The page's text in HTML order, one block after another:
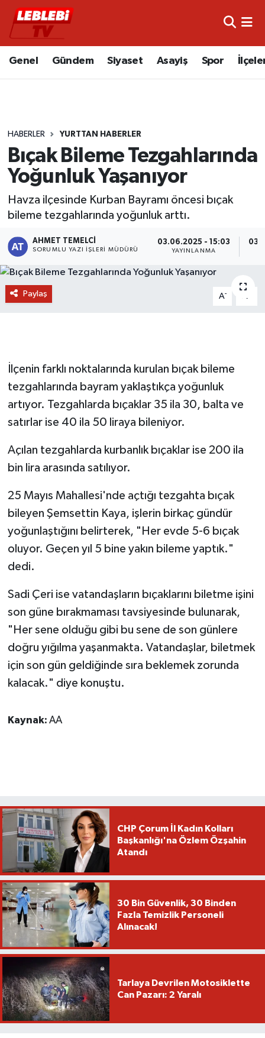
Genel Gündem Siyaset Asayiş Spor
HABERLER YURTTAN HABERLER
Bıçak Bileme Tezgahlarında
Yoğunluk Yaşanıyor
Havza ilçesinde Kurban Bayramı öncesi bıçak
bileme tezgahlarında yoğunluk arttı.
AHMET TEMELCI
SORUMLU YAZI İŞLERI MÜDÜRÜ
03.06.2025 - 15:03
YAYINLANMA
Paylaş A- A
İlçenin farklı noktalarında kurulan bıçak bileme
tezgahlarında bayram yaklaştıkça yoğunluk
artıyor. Tezgahlarda bıçaklar 35 ila 30, balta ve
satırlar ise 40 ila 50 liraya bileniyor.
Açılan tezgahlarda kurbanlık bıçaklar ise 200 ila
bin lira arasında satılıyor.
25 Mayıs Mahallesi'nde açtığı tezgahta bıçak
bileyen Şemsettin Kaya, işlerin birkaç gündür
yoğunlaştığını belirterek, "Her evde 5-6 bıçak
oluyor. Geçen yıl 5 bine yakın bileme yaptık."
dedi.
Sadi Çeri ise vatandaşların bıçaklarını biletme işini
son güne bırakmaması tavsiyesinde bulunarak,
"Her sene olduğu gibi bu sene de son günlere
doğru yığılma yaşanmakta. Vatandaşlar, biletmek
için son gün geldiğinde sıra beklemek zorunda
kalacak." diye konuştu.
Kaynak: AA
CHP Çorum İl Kadın Kolları
Başkanlığı'na Özlem Özşahin
Atandı
30 Bin Güvenlik, 30 Binden
Fazla Temizlik Personeli
Alınacak!
Tarlaya Devrilen Motosiklette
Can Pazarı: 2 Yaralı
Hava Durumu
Süper Lig Puan Durumu ve Fikstür
Tüm Manşetler
Son Dakika Haberleri